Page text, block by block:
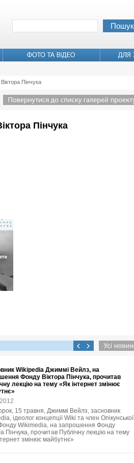
Пінчука
Пінчука
Wikipedia Джиммі Вейлз, на
Фонду Віктора Пінчука, прочитав
лекцію на тему «Як інтернет змінює
15 травня, Джиммі Вейлз, засновник
ідеолог концепції Wiki та член Опікунської
Wikimedia, на запрошення Фонду
Пінчука, прочитав Публічну лекцію на тему
змінює майбутнє»